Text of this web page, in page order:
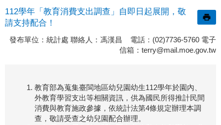
112學年「教育消費支出調查」自即日起展開，敬
請支持配合！
發布單位：統計處 聯絡人：馮漢昌 電話：(02)7736-5760 電子
信箱： terry@mail.moe.gov.tw
教育部為蒐集臺閩地區幼兒園幼生112學年於園內、
外教育學習支出等相關資訊，供為國民所得推計民間
消費與教育施政參據，依統計法第4條規定辦理本調
查，敬請受查之幼兒園配合辦理。